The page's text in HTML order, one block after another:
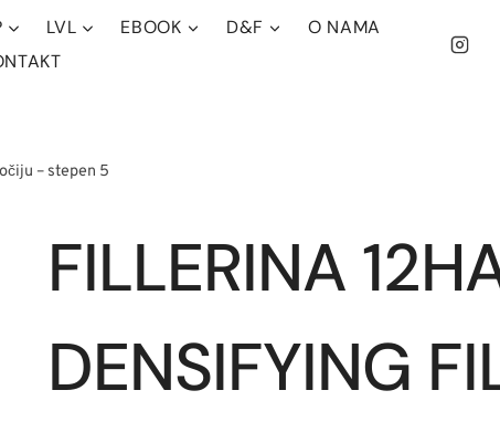
LVL EBOOK D&F
O NAMA
– stepen 5
FILLERINA
DENSIFYING